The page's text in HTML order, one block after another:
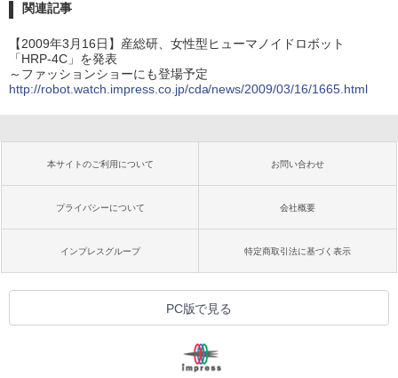
関連記事
【2009年3月16日】産総研、女性型ヒューマノイドロボット
「HRP-4C」を発表
～ファッションショーにも登場予定
http://robot.watch.impress.co.jp/cda/news/2009/03/16/1665.html
本サイトのご利用について お問い合わせ
プライバシーについて 会社概要
インプレスグループ 特定商取引法に基づく表示
PC版で見る